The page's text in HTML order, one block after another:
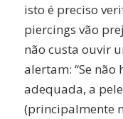
isto é preciso
piercings vão
não custa ouvir
alertam: “Se não
adequada, a
(principalmente